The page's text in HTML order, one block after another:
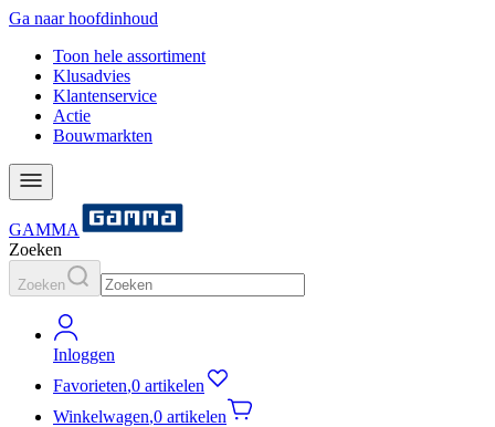
Ga naar hoofdinhoud
Toon hele assortiment
Klusadvies
Klantenservice
Actie
Bouwmarkten
GAMMA
Zoeken
Zoeken
Inloggen
Favorieten,0 artikelen
Winkelwagen,0 artikelen